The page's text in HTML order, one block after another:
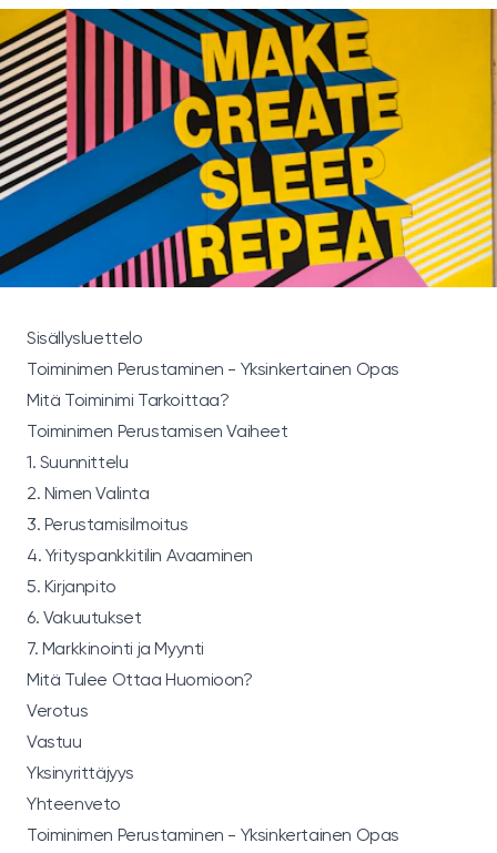
Sisällysluettelo
Toiminimen Perustaminen - Yksinkertainen Opas
Mitä Toiminimi Tarkoittaa?
Toiminimen Perustamisen Vaiheet
1. Suunnittelu
2. Nimen Valinta
3. Perustamisilmoitus
4. Yrityspankkitilin Avaaminen
5. Kirjanpito
6. Vakuutukset
7. Markkinointi ja Myynti
Mitä Tulee Ottaa Huomioon?
Verotus
Vastuu
Yksinyrittäjyys
Yhteenveto
Toiminimen Perustaminen - Yksinkertainen Opas